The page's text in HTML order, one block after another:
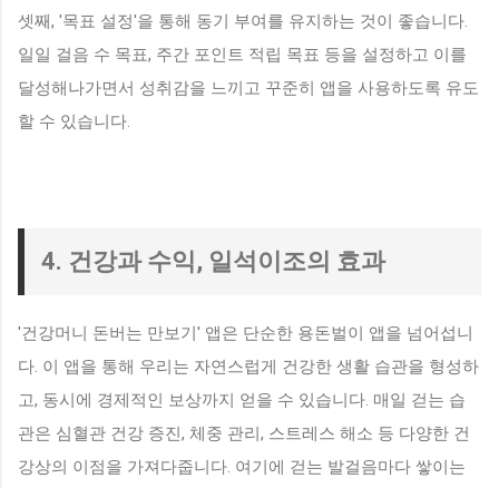
셋째, '목표 설정'을 통해 동기 부여를 유지하는 것이 좋습니다.
일일 걸음 수 목표, 주간 포인트 적립 목표 등을 설정하고 이를
달성해나가면서 성취감을 느끼고 꾸준히 앱을 사용하도록 유도
할 수 있습니다.
4. 건강과 수익, 일석이조의 효과
'건강머니 돈버는 만보기' 앱은 단순한 용돈벌이 앱을 넘어섭니
다. 이 앱을 통해 우리는 자연스럽게 건강한 생활 습관을 형성하
고, 동시에 경제적인 보상까지 얻을 수 있습니다. 매일 걷는 습
관은 심혈관 건강 증진, 체중 관리, 스트레스 해소 등 다양한 건
강상의 이점을 가져다줍니다. 여기에 걷는 발걸음마다 쌓이는